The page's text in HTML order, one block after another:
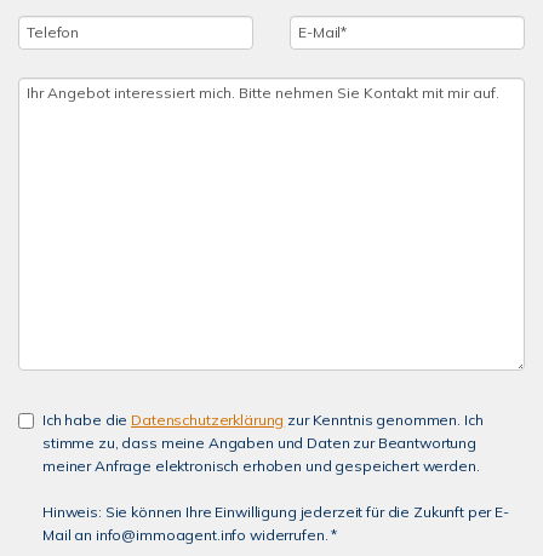
Ich habe die Datenschutzerklärung zur Kenntnis genommen. Ich
stimme zu, dass meine Angaben und Daten zur Beantwortung
meiner Anfrage elektronisch erhoben und gespeichert werden.
Hinweis: Sie können Ihre Einwilligung jederzeit für die Zukunft per E-
Mail an info@immoagent.info widerrufen. *